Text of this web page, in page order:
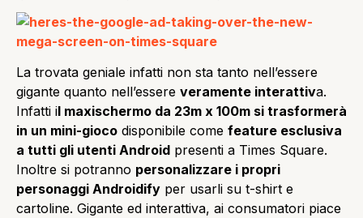
La trovata geniale infatti non sta tanto nell’essere
gigante quanto nell’essere veramente interattiva.
Infatti il maxischermo da 23m x 100m si trasformerà
in un mini-gioco disponibile come feature esclusiva
a tutti gli utenti Android presenti a Times Square.
Inoltre si potranno personalizzare i propri
personaggi Androidify per usarli su t-shirt e
cartoline. Gigante ed interattiva, ai consumatori piace